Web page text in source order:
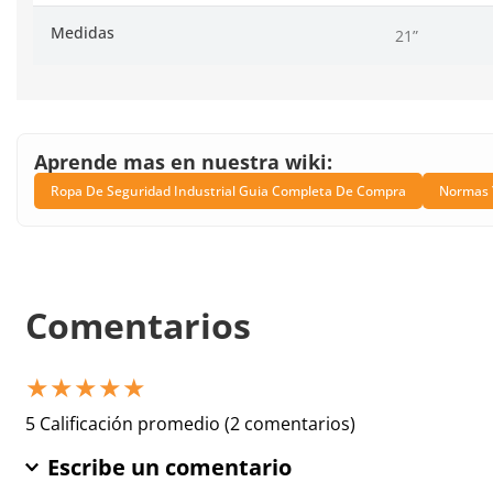
Medidas 21”
Aprende mas en nuestra wiki:
Ropa De Seguridad Industrial Guia Completa De Compra Normas
Comentarios
★★★★★
5 Calificación promedio (2 comentarios)
Escribe un comentario